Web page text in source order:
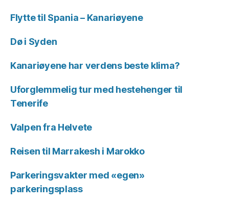
Flytte til Spania – Kanariøyene
Dø i Syden
Kanariøyene har verdens beste klima?
Uforglemmelig tur med hestehenger til
Tenerife
Valpen fra Helvete
Reisen til Marrakesh i Marokko
Parkeringsvakter med «egen»
parkeringsplass